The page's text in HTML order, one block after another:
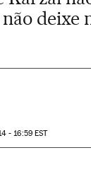
deixe
- 16:59EST